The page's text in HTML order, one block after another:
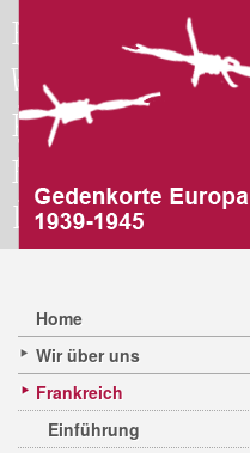
Home
Wir über uns
Frankreich
Einführung